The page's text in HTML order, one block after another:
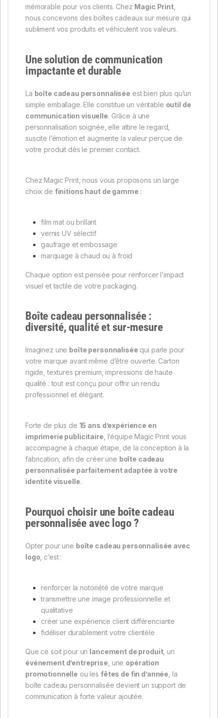
mémorable pour vos clients. Chez Magic Print,
nous concevons des boîtes cadeaux sur mesure qui
subliment vos produits et véhiculent vos valeurs.
Une solution de communication
impactante et durable
La boîte cadeau personnalisée est bien plus qu’un
simple emballage. Elle constitue un véritable outil de
communication visuelle. Grâce à une
personnalisation soignée, elle attire le regard,
suscite l’émotion et augmente la valeur perçue de
votre produit dès le premier contact.
Chez Magic Print, nous vous proposons un large
choix de finitions haut de gamme :
film mat ou brillant
vernis UV sélectif
gaufrage et embossage
marquage à chaud ou à froid
Chaque option est pensée pour renforcer l’impact
visuel et tactile de votre packaging.
Boîte cadeau personnalisée :
diversité, qualité et sur-mesure
Imaginez une boîte personnalisée qui parle pour
votre marque avant même d’être ouverte. Carton
rigide, textures premium, impressions de haute
qualité : tout est conçu pour offrir un rendu
professionnel et élégant.
Forte de plus de 15 ans d’expérience en
imprimerie publicitaire, l’équipe Magic Print vous
accompagne à chaque étape, de la conception à la
fabrication, afin de créer une boîte cadeau
personnalisée parfaitement adaptée à votre
identité visuelle.
Pourquoi choisir une boîte cadeau
personnalisée avec logo ?
Opter pour une boîte cadeau personnalisée avec
logo, c’est :
renforcer la notoriété de votre marque
transmettre une image professionnelle et
qualitative
créer une expérience client différenciante
fidéliser durablement votre clientèle
Que ce soit pour un lancement de produit, un
événement d’entreprise, une opération
promotionnelle ou les fêtes de fin d’année, la
boîte cadeau personnalisée devient un support de
communication à forte valeur ajoutée.